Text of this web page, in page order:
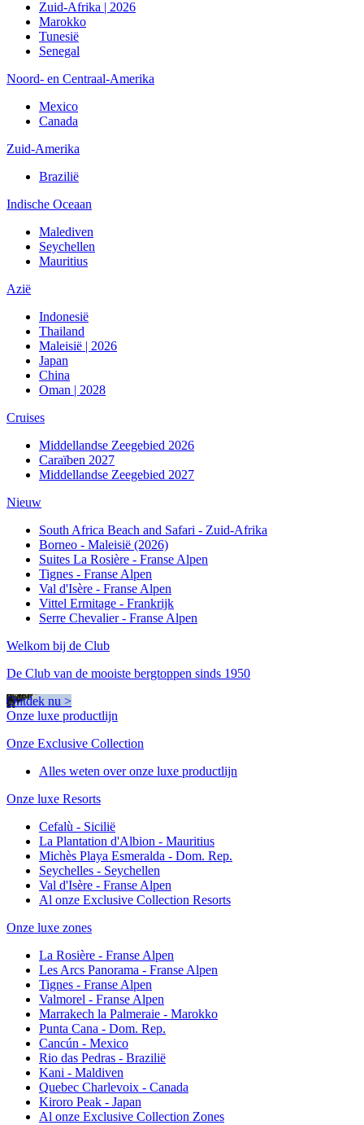
Zuid-Afrika | 2026
Marokko
Tunesië
Senegal
Noord- en Centraal-Amerika
Mexico
Canada
Zuid-Amerika
Brazilië
Indische Oceaan
Malediven
Seychellen
Mauritius
Azië
Indonesië
Thailand
Maleisië | 2026
Japan
China
Oman | 2028
Cruises
Middellandse Zeegebied 2026
Caraïben 2027
Middellandse Zeegebied 2027
Nieuw
South Africa Beach and Safari - Zuid-Afrika
Borneo - Maleisië (2026)
Suites La Rosière - Franse Alpen
Tignes - Franse Alpen
Val d'Isère - Franse Alpen
Vittel Ermitage - Frankrijk
Serre Chevalier - Franse Alpen
Welkom bij de Club
De Club van de mooiste bergtoppen sinds 1950
Ontdek nu >
Onze luxe productlijn
Onze Exclusive Collection
Alles weten over onze luxe productlijn
Onze luxe Resorts
Cefalù - Sicilië
La Plantation d'Albion - Mauritius
Michès Playa Esmeralda - Dom. Rep.
Seychelles - Seychellen
Val d'Isère - Franse Alpen
Al onze Exclusive Collection Resorts
Onze luxe zones
La Rosière - Franse Alpen
Les Arcs Panorama - Franse Alpen
Tignes - Franse Alpen
Valmorel - Franse Alpen
Marrakech la Palmeraie - Marokko
Punta Cana - Dom. Rep.
Cancún - Mexico
Rio das Pedras - Brazilië
Kani - Maldiven
Quebec Charlevoix - Canada
Kiroro Peak - Japan
Al onze Exclusive Collection Zones